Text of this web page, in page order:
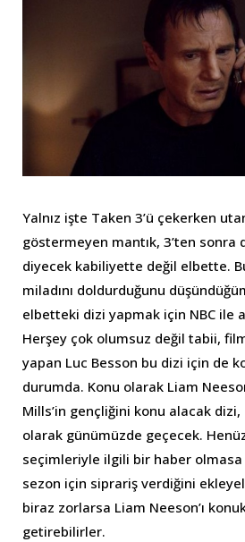
Yalnız işte Taken 3’ü çekerken
göstermeyen mantık, 3’ten sonra
diyecek kabiliyette değil elbette.
miladını doldurduğunu
elbetteki dizi yapmak için NBC ile
Herşey çok olumsuz değil tabii,
yapan Luc Besson bu dizi için de
durumda. Konu olarak Liam
Mills’in gençliğini konu alacak
olarak günümüzde geçecek.
seçimleriyle ilgili bir haber olmasa
sezon için siprariş verdiğini
biraz zorlarsa Liam Neeson’ı
getirebilirler.